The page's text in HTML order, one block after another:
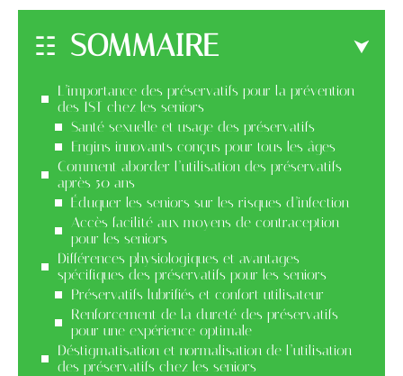
SOMMAIRE
L’importance des préservatifs pour la prévention
des IST chez les seniors
Santé sexuelle et usage des préservatifs
Engins innovants conçus pour tous les âges
Comment aborder l’utilisation des préservatifs
après 50 ans
Éduquer les seniors sur les risques d’infection
Accès facilité aux moyens de contraception
pour les seniors
Différences physiologiques et avantages
spécifiques des préservatifs pour les seniors
Préservatifs lubrifiés et confort utilisateur
Renforcement de la dureté des préservatifs
pour une expérience optimale
Déstigmatisation et normalisation de l’utilisation
des préservatifs chez les seniors